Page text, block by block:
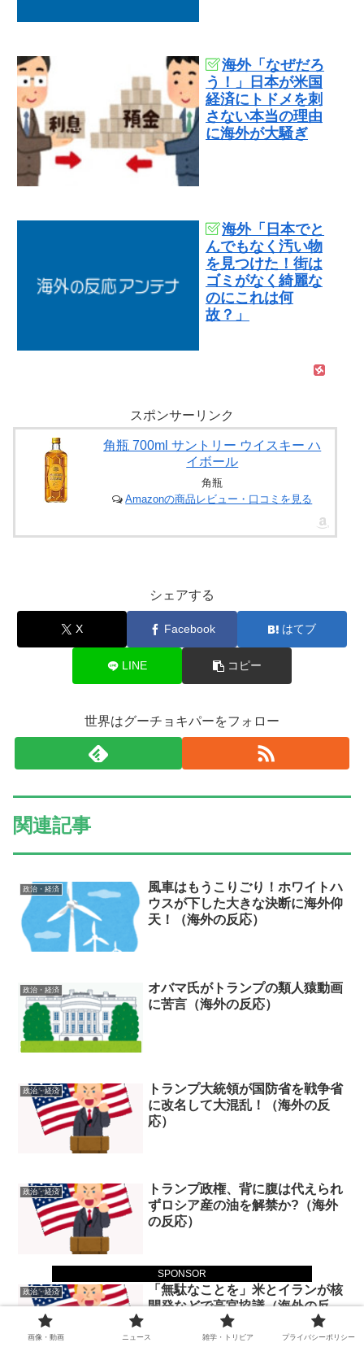
SPONSOR
海外「なぜだろ
う！」日本が米国
経済にトドメを刺
さない本当の理由
に海外が大騒ぎ
海外「日本でと
んでもなく汚い物
を見つけた！街は
ゴミがなく綺麗な
のにこれは何
故？」
スポンサーリンク
角瓶 700ml サントリー ウイスキー ハ
イボール
角瓶
Amazonの商品レビュー・口コミを見る
シェアする
X Facebook はてブ
LINE コピー
世界はグーチョキパーをフォロー
関連記事
政治・経済
風車はもうこりごり！ホワイトハ
ウスが下した大きな決断に海外仰
天！（海外の反応）
政治・経済
オバマ氏がトランプの類人猿動画
に苦言（海外の反応）
政治・経済
トランプ大統領が国防省を戦争省
に改名して大混乱！（海外の反
応）
政治・経済
トランプ政権、背に腹は代えられ
ずロシア産の油を解禁か?（海外
の反応）
政治・経済
「無駄なことを」米とイランが核
開発などで高官協議（海外の反
画像・動画 ニュース 雑学・トリビア プライバシーポリシー